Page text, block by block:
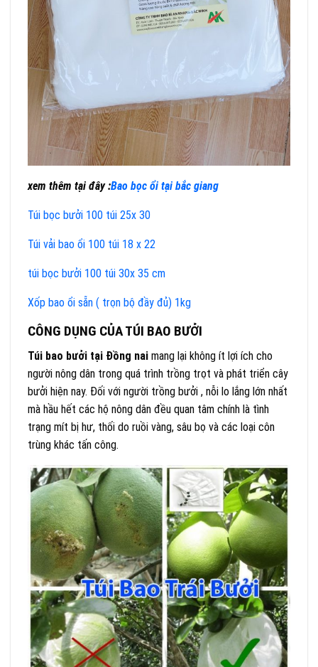
xem thêm tại đây :Bao bọc ổi tại bắc giang
Túi bọc bưởi 100 túi 25x 30
Túi vải bao ổi 100 túi 18 x 22
túi bọc bưởi 100 túi 30x 35 cm
Xốp bao ổi sẵn ( trọn bộ đầy đủ) 1kg
CÔNG DỤNG CỦA TÚI BAO BƯỞI
Túi bao bưởi tại Đồng nai mang lại không ít lợi ích cho
người nông dân trong quá trình trồng trọt và phát triển cây
bưởi hiện nay. Đối với người trồng bưởi , nỗi lo lắng lớn nhất
mà hầu hết các hộ nông dân đều quan tâm chính là tình
trạng mít bị hư, thối do ruồi vàng, sâu bọ và các loại côn
trùng khác tấn công.